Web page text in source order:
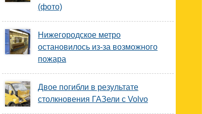
(фото)
Нижегородское метро
остановилось из-за возможного
пожара
Двое погибли в результате
столкновения ГАЗели с Volvo